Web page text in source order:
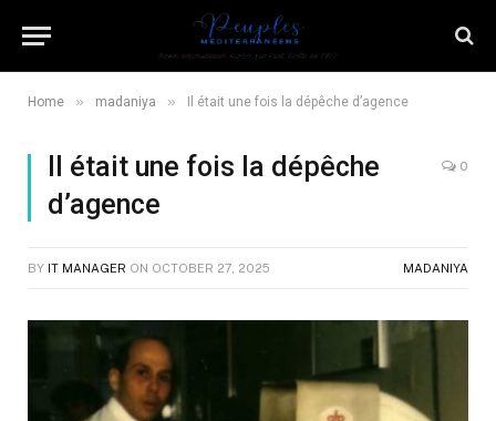
Home » madaniya » Il était une fois la dépêche d’agence
Il était une fois la dépêche
d’agence
0
BY IT MANAGER ON OCTOBER 27, 2025 MADANIYA